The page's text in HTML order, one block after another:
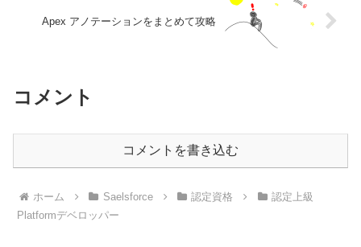
Apex アノテーションをまとめて攻略
コメント
コメントを書き込む
ホーム Saelsforce 認定資格
認定上級
Platformデベロッパー